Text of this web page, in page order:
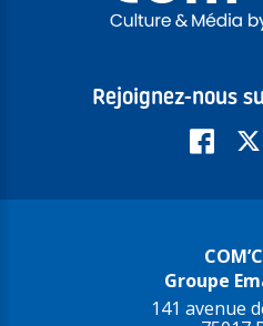
Rejoignez-nous
Groupe
141 avenue